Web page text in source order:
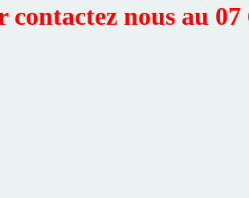
nous au 07